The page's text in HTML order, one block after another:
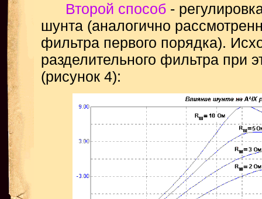
Второй способ -
шунта (аналогично
фильтра первого порядка).
разделительного фильтра при
(рисунок 4):